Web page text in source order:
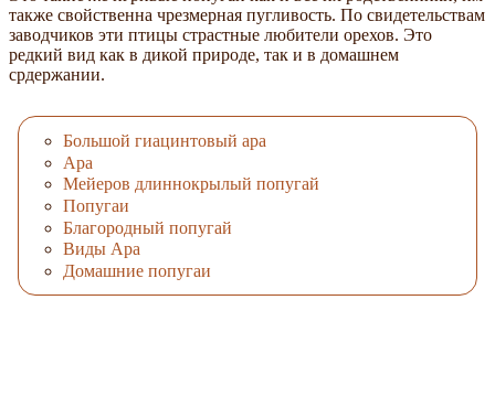
также свойственна чрезмерная пугливость. По свидетельствам
заводчиков эти птицы страстные любители орехов. Это
редкий вид как в дикой природе, так и в домашнем
срдержании.
Большой гиацинтовый ара
Ара
Мейеров длиннокрылый попугай
Попугаи
Благородный попугай
Виды Ара
Домашние попугаи